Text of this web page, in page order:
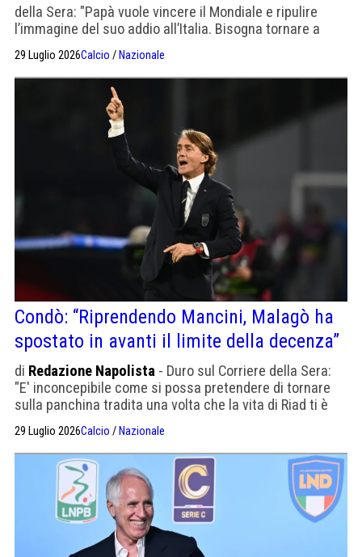
della Sera: "Papà vuole vin­cere il Mon­diale e ripu­lire
l’imma­gine del suo addio all’Ita­lia. Biso­gna tor­nare a
inve­stire sui set­tori gio­va­nili e a col­ti­vare il talento"
29 Luglio 2026Calcio / Nazionale
Condò: “Riprendendo Mancini, Malagò ha
spostato in avanti il limite della decenza”
di Redazione Napolista - Duro sul Corriere della Sera:
"E' inconcepibile come si possa pretendere di tornare
sulla panchina tradita una volta che la vita di Riad ti è
29 Luglio 2026Calcio / Nazionale